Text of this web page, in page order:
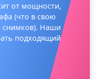
от мощности,
(что в свою
снимков). Наши
подходящий